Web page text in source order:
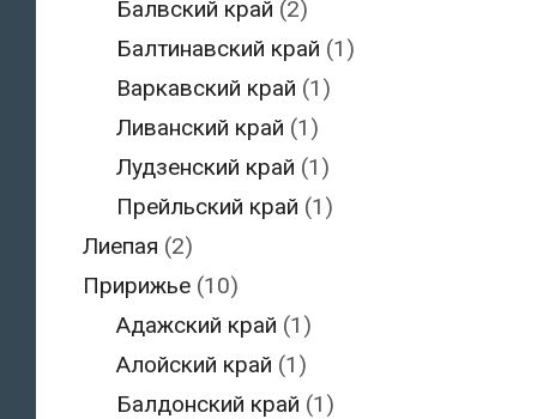
Балвский край (2)
Балтинавский край (1)
Варкавский край (1)
Ливанский край (1)
Лудзенский край (1)
Прейльский край (1)
Лиепая (2)
Пририжье(10)
Адажский край (1)
Алойский край (1)
Балдонский край (1)